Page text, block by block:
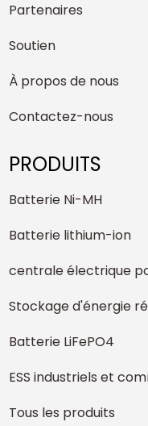
Partenaires
Soutien
À propos de nous
Contactez-nous
PRODUITS
Batterie Ni-MH
Batterie lithium-ion
centrale électrique
Stockage d'énergie
Batterie LiFePO4
ESS industriels et
Tous les produits